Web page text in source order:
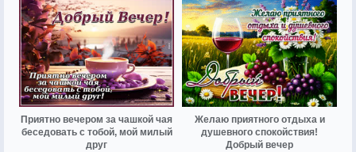
Приятно вечером за чашкой чая
беседовать с тобой, мой милый
друг
Желаю приятного отдыха и
душевного спокойствия!
Добрый вечер